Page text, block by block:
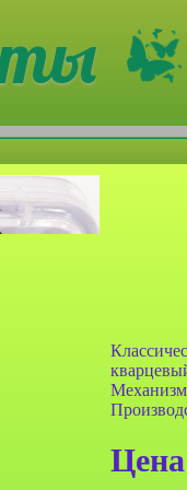
для ланч-бокса
№BDH 002 двух